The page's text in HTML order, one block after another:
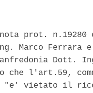
prot. n.19280
Marco
Dott.
che l'art.59,
"e' vietato il